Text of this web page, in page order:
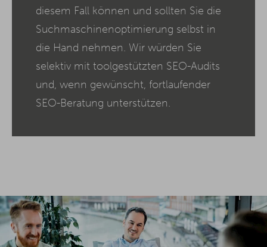
diesem Fall können und sollten Sie die
Suchmaschinenoptimierung selbst in
die Hand nehmen. Wir würden Sie
selektiv mit toolgestützten SEO-Audits
und, wenn gewünscht, fortlaufender
SEO-Beratung unterstützen.